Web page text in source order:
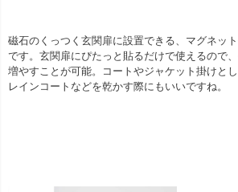
磁石のくっつく玄関扉に設置できる、マグネッ
です。玄関扉にぴたっと貼るだけで使えるので
増やすことが可能。コートやジャケット掛けと
レインコートなどを乾かす際にもいいですね。